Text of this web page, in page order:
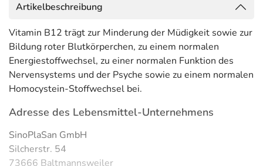
Artikelbeschreibung
Vitamin B12 trägt zur Minderung der Müdigkeit sowie zur
Bildung roter Blutkörperchen, zu einem normalen
Energiestoffwechsel, zu einer normalen Funktion des
Nervensystems und der Psyche sowie zu einem normalen
Homocystein-Stoffwechsel bei.
Adresse des Lebensmittel-Unternehmens
SinoPlaSan GmbH
Silcherstr. 54
73666 Baltmannsweiler